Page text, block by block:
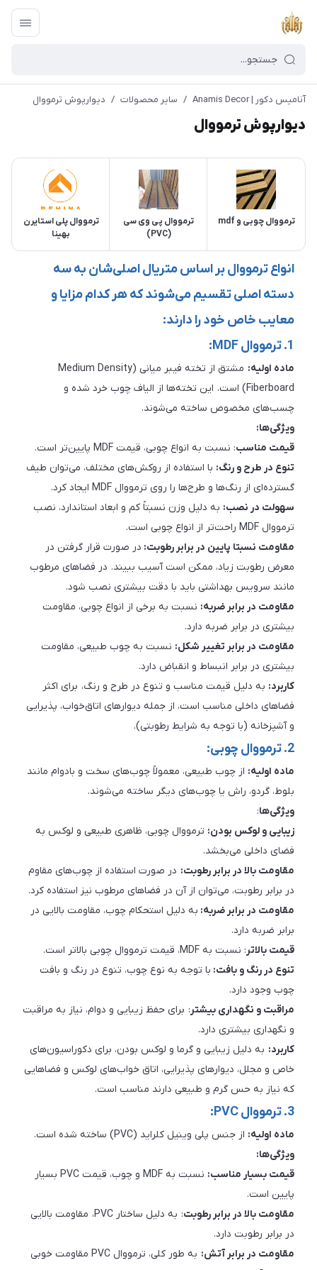
آنامیس دکور | Anamis Decor / سایر محصولات / دیوارپوش ترمووال
دیوارپوش ترمووال
ترمووال چوبی و mdf
ترمووال پی وی سی
(PVC)
ترمووال پلی استایرن
بهینا
انواع ترمووال بر اساس متریال اصلی‌شان به سه
دسته اصلی تقسیم می‌شوند که هر کدام مزایا و
معایب خاص خود را دارند:
1. ترمووال MDF:
ماده اولیه:
مشتق از تخته فیبر میانی (Medium Density
Fiberboard) است. این تخته‌ها از الیاف چوب خرد شده و
چسب‌های مخصوص ساخته می‌شوند.
ویژگی‌ها:
قیمت مناسب: نسبت به انواع چوبی، قیمت MDF پایین‌تر است.
تنوع در طرح و رنگ: با استفاده از روکش‌های مختلف، می‌توان طیف
گسترده‌ای از رنگ‌ها و طرح‌ها را روی ترمووال MDF ایجاد کرد.
سهولت در نصب: به دلیل وزن نسبتاً کم و ابعاد استاندارد، نصب
ترمووال MDF راحت‌تر از انواع چوبی است.
مقاومت نسبتا پایین در برابر رطوبت: در صورت قرار گرفتن در
معرض رطوبت زیاد، ممکن است آسیب ببیند. در فضاهای مرطوب
مانند سرویس بهداشتی باید با دقت بیشتری نصب شود.
مقاومت در برابر ضربه: نسبت به برخی از انواع چوبی، مقاومت
بیشتری در برابر ضربه دارد.
مقاومت در برابر تغییر شکل: نسبت به چوب طبیعی، مقاومت
بیشتری در برابر انبساط و انقباض دارد.
کاربرد: به دلیل قیمت مناسب و تنوع در طرح و رنگ، برای اکثر
فضاهای داخلی مناسب است، از جمله دیوارهای اتاق‌خواب، پذیرایی
و آشپزخانه (با توجه به شرایط رطوبتی).
2. ترمووال چوبی:
ماده اولیه: از چوب طبیعی، معمولاً چوب‌های سخت و بادوام مانند
بلوط، گردو، راش یا چوب‌های دیگر ساخته می‌شوند.
ویژگی‌ها:
زیبایی و لوکس بودن: ترمووال چوبی، ظاهری طبیعی و لوکس به
فضای داخلی می‌بخشد.
مقاومت بالا در برابر رطوبت: در صورت استفاده از چوب‌های مقاوم
در برابر رطوبت، می‌توان از آن در فضاهای مرطوب نیز استفاده کرد.
مقاومت در برابر ضربه: به دلیل استحکام چوب، مقاومت بالایی در
برابر ضربه دارد.
قیمت بالاتر: نسبت به MDF، قیمت ترمووال چوبی بالاتر است.
تنوع در رنگ و بافت: با توجه به نوع چوب، تنوع در رنگ و بافت
چوب وجود دارد.
مراقبت و نگهداری بیشتر: برای حفظ زیبایی و دوام، نیاز به مراقبت
و نگهداری بیشتری دارد.
کاربرد: به دلیل زیبایی و گرما و لوکس بودن، برای دکوراسیون‌های
خاص و مجلل، دیوارهای پذیرایی، اتاق خواب‌های لوکس و فضاهایی
که نیاز به حس گرم و طبیعی دارند مناسب است.
3. ترمووال PVC:
ماده اولیه: از جنس پلی وینیل کلراید (PVC) ساخته شده است.
ویژگی‌ها:
قیمت بسیار مناسب:
نسبت به MDF و چوب، قیمت PVC بسیار
پایین است.
مقاومت بالا در برابر رطوبت
: به دلیل ساختار PVC، مقاومت بالایی
در برابر رطوبت دارد.
مقاومت در برابر آتش:
به طور کلی، ترمووال PVC مقاومت خوبی